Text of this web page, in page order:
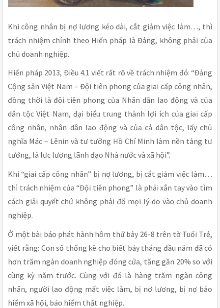
Khi công nhân bị nợ lương kéo dài, cắt giảm việc làm…, thì
trách nhiệm chính theo Hiến pháp là Đảng, không phải của
chủ doanh nghiệp.
Hiến pháp 2013, Điều 4.1 viết rất rõ về trách nhiệm đó: “Đảng
Cộng sản Việt Nam – Đội tiên phong của giai cấp công nhân,
đồng thời là đội tiên phong của Nhân dân lao động và của
dân tộc Việt Nam, đại biểu trung thành lợi ích của giai cấp
công nhân, nhân dân lao động và của cả dân tộc, lấy chủ
nghĩa Mác – Lênin và tư tưởng Hồ Chí Minh làm nền tảng tư
tưởng, là lực lượng lãnh đạo Nhà nước và xã hội”.
Khi “giai cấp công nhân” bị nợ lương, bị cắt giảm việc làm…
thì trách nhiệm của “Đội tiên phong” là phải xắn tay vào tìm
cách giải quyết chứ không phải đổ mọi lý do vào chủ doanh
nghiệp.
Ở một bài báo phát hành hôm thứ bảy 26-8 trên tờ Tuổi Trẻ,
viết rằng: Con số thống kê cho biết bảy tháng đầu năm đã có
hơn trăm ngàn doanh nghiệp đóng cửa, tăng gần 20% so với
cùng kỳ năm trước. Cùng với đó là hàng trăm ngàn công
nhân, người lao động mất việc làm, bị nợ lương, bị nợ bảo
hiểm xã hội, bảo hiểm thất nghiệp.